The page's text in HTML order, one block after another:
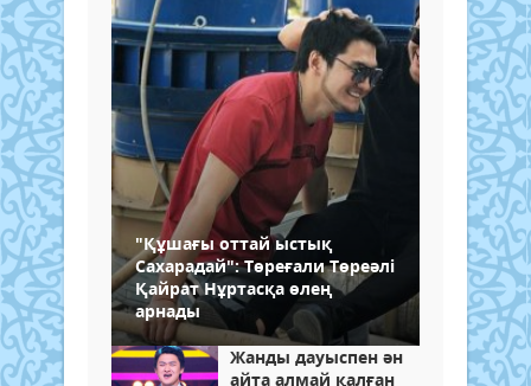
"Құшағы оттай ыстық
Сахарадай": Төреғали Төреәлі
Қайрат Нұртасқа өлең
арнады
Жанды дауыспен ән
айта алмай қалған